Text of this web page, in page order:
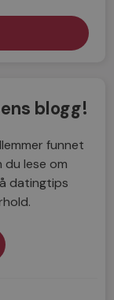
blogg!
funnet
lese om
datingtips